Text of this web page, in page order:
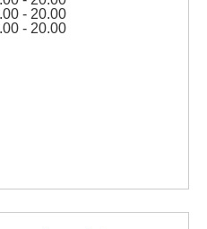
- 20.00
- 20.00